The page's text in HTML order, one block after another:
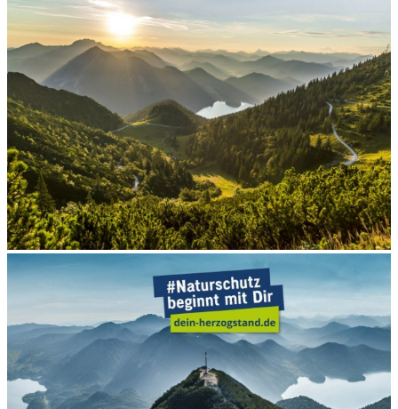
Neubau Talstation
Sommergenuss am Berg